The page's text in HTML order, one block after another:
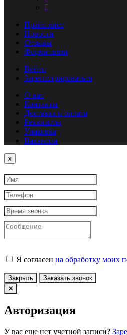
Прайс-лист
Новости
Отзывы
Форма связи
Войти
Зарегистрироваться
О нас
Контакты
Доставка и оплата
Реквизиты
Упаковка
Вакансии
x
Я согласен на обработку моих
Закрыть Заказать звонок
Авторизация
У вас еще нет учетной записи?